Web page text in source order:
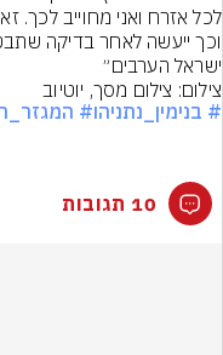
ישראל הערבים״
צילום: צילום מסך, יוטיוב
# בנימין_נתניהו#
10 תגובות